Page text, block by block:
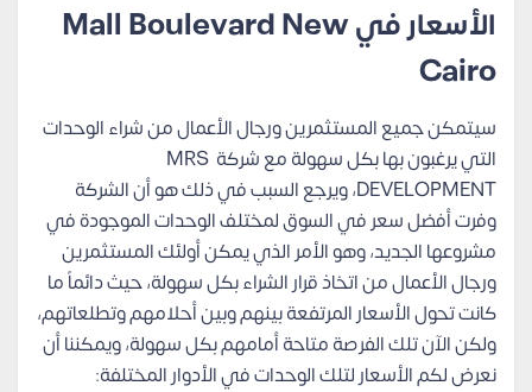
الأسعار في Mall Boulevard New
Cairo
سيتمكن جميع المستثمرين ورجال الأعمال من شراء الوحدات
التي يرغبون بها بكل سهولة مع شركة MRS
DEVELOPMENT، ويرجع السبب في ذلك هو أن الشركة
وفرت أفضل سعر في السوق لمختلف الوحدات الموجودة في
مشروعها الجديد، وهو الأمر الذي يمكن أولئك المستثمرين
ورجال الأعمال من اتخاذ قرار الشراء بكل سهولة، حيث دائماً ما
كانت تحول الأسعار المرتفعة بينهم وبين أحلامهم وتطلعاتهم،
ولكن الآن تلك الفرصة متاحة أمامهم بكل سهولة، ويمكننا أن
نعرض لكم الأسعار لتلك الوحدات في الأدوار المختلفة: